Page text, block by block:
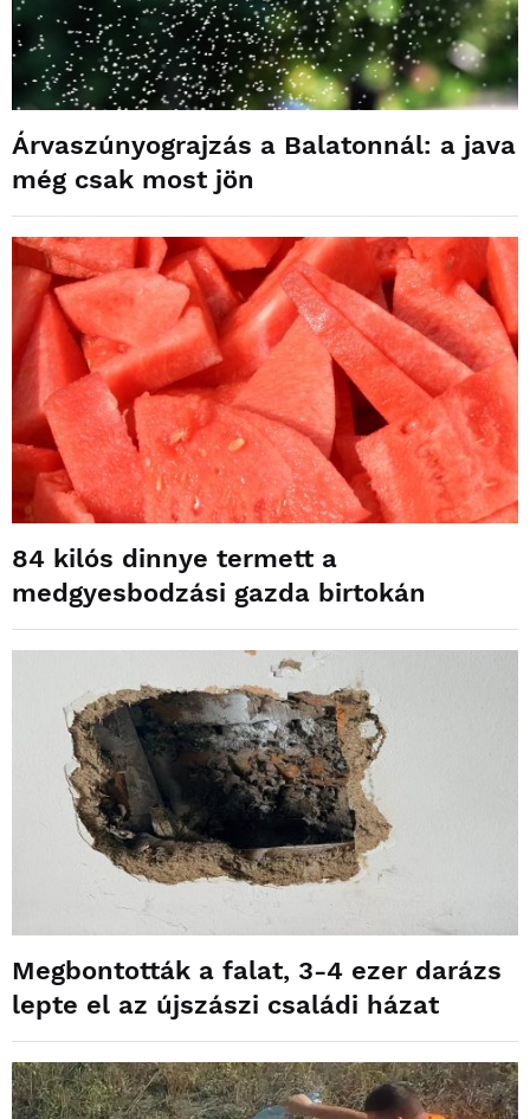
Árvaszúnyograjzás a Balatonnál: a java
még csak most jön
84 kilós dinnye termett a
medgyesbodzási gazda birtokán
Megbontották a falat, 3-4 ezer darázs
lepte el az újszászi családi házat